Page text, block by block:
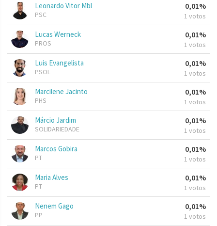
Leonardo Vitor Mbl
PSC
0,01%
1 votos
Lucas Werneck
PROS
0,01%
1 votos
Luis Evangelista
PSOL
0,01%
1 votos
Marcilene Jacinto
PHS
0,01%
1 votos
Márcio Jardim
SOLIDARIEDADE
0,01%
1 votos
Marcos Gobira
PT
0,01%
1 votos
Maria Alves
PT
0,01%
1 votos
Nenem Gago
PP
0,01%
1 votos